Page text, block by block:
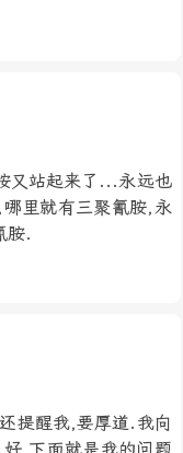
又站起来了...永远也
里就有三聚氰胺,永
胺.
提醒我,要厚道.我向